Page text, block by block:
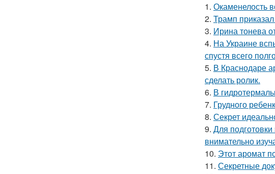
1. Окаменелость
2. Трамп
3. Ирина тонева
4. На Украине
спустя всего
5. В Краснодаре
сделать ролик.
6. В
7. Грудного
8. Секрет
9. Для
внимательно
10. Этот аромат
11. Секретные